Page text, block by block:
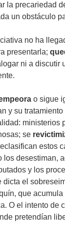
la precariedad
un obstáculo
no ha
presentarla;
ni a discutir
o sigue
y su
ministerios
se
estos
los desestiman,
y los
dicta el
que
O el intento de
pretendían